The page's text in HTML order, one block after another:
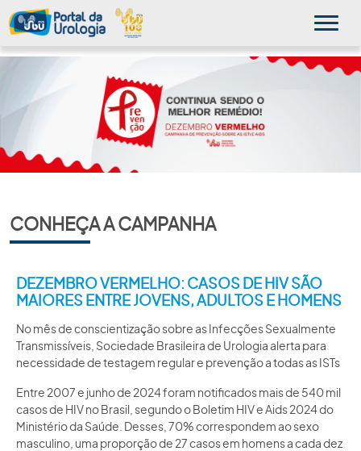
A SBU
NOVIDADES
SBU NO CONSULTÓRIO
EDUCAÇÃO CONTINUADA
CONHEÇA A CAMPANHA
DEZEMBRO VERMELHO: CASOS DE HIV SÃO
MAIORES ENTRE JOVENS, ADULTOS E HOMENS
No mês de conscientização sobre as Infecções Sexualmente
Transmissíveis, Sociedade Brasileira de Urologia alerta para
necessidade de testagem regular e prevenção a todas as ISTs
Entre 2007 e junho de 2024 foram notificados mais de 540 mil
casos de HIV no Brasil, segundo o Boletim HIV e Aids 2024 do
Ministério da Saúde. Desses, 70% correspondem ao sexo
masculino, uma proporção de 27 casos em homens a cada dez